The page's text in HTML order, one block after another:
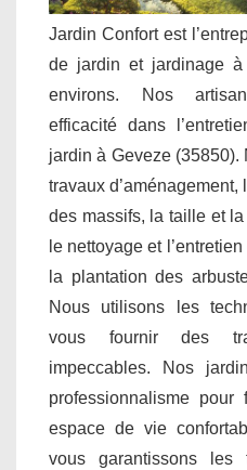
Jardin Confort est
de jardin et jardinage
environs. Nos
efficacité dans
jardin à Geveze
travaux d’aménagement,
des massifs, la taille et
le nettoyage et
la plantation des
Nous utilisons les
vous fournir des
impeccables. Nos
professionnalisme
espace de vie
vous garantissons